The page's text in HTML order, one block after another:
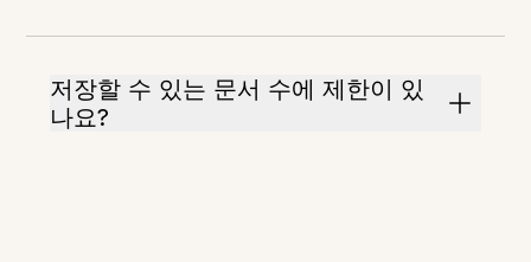
저장할 수 있는 문서 수에 제한이 있
나요?